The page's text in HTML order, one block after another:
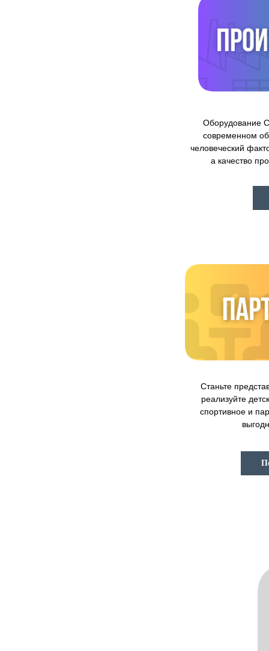
современном
человеческий
а качество
Станьте
реализуйте
спортивное и